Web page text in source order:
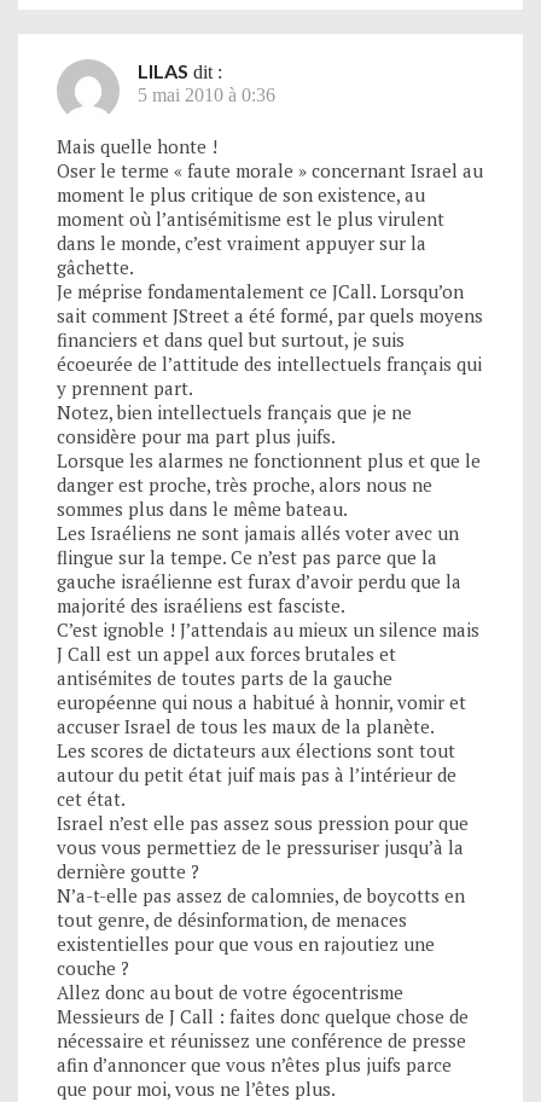
LILAS dit :
5 mai 2010 à 0:36
Mais quelle honte !
Oser le terme « faute morale » concernant Israel au
moment le plus critique de son existence, au
moment où l’antisémitisme est le plus virulent
dans le monde, c’est vraiment appuyer sur la
gâchette.
Je méprise fondamentalement ce JCall. Lorsqu’on
sait comment JStreet a été formé, par quels moyens
financiers et dans quel but surtout, je suis
écoeurée de l’attitude des intellectuels français qui
y prennent part.
Notez, bien intellectuels français que je ne
considère pour ma part plus juifs.
Lorsque les alarmes ne fonctionnent plus et que le
danger est proche, très proche, alors nous ne
sommes plus dans le même bateau.
Les Israéliens ne sont jamais allés voter avec un
flingue sur la tempe. Ce n’est pas parce que la
gauche israélienne est furax d’avoir perdu que la
majorité des israéliens est fasciste.
C’est ignoble ! J’attendais au mieux un silence mais
J Call est un appel aux forces brutales et
antisémites de toutes parts de la gauche
européenne qui nous a habitué à honnir, vomir et
accuser Israel de tous les maux de la planète.
Les scores de dictateurs aux élections sont tout
autour du petit état juif mais pas à l’intérieur de
cet état.
Israel n’est elle pas assez sous pression pour que
vous vous permettiez de le pressuriser jusqu’à la
dernière goutte ?
N’a-t-elle pas assez de calomnies, de boycotts en
tout genre, de désinformation, de menaces
existentielles pour que vous en rajoutiez une
couche ?
Allez donc au bout de votre égocentrisme
Messieurs de J Call : faites donc quelque chose de
nécessaire et réunissez une conférence de presse
afin d’annoncer que vous n’êtes plus juifs parce
que pour moi, vous ne l’êtes plus.